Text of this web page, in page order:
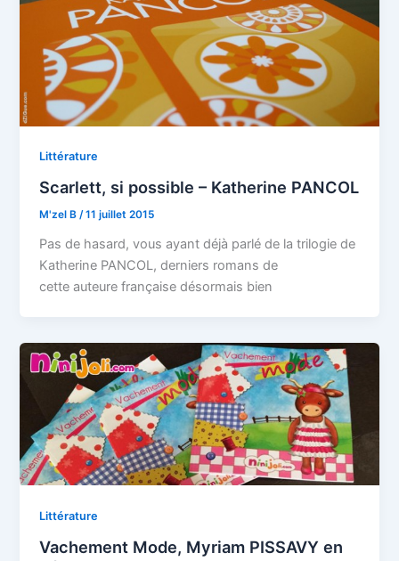
Littérature
Scarlett, si possible – Katherine PANCOL
M'zel B/11 juillet 2015
Pas de hasard, vous ayant déjà parlé de la trilogie de
Katherine PANCOL, derniers romans de
cette auteure française désormais bien
Littérature
Vachement Mode, Myriam PISSAVY en